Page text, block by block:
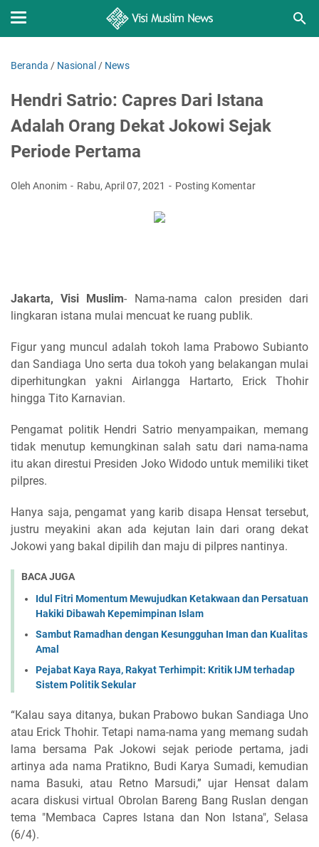
Beranda / Nasional / News
Hendri Satrio: Capres Dari Istana
Adalah Orang Dekat Jokowi Sejak
Periode Pertama
Oleh Anonim Rabu, April 07, 2021 Posting Komentar
Jakarta, Visi Muslim- Nama-nama calon presiden dari
lingkaran istana mulai mencuat ke ruang publik.
Figur yang muncul adalah tokoh lama Prabowo Subianto
dan Sandiaga Uno serta dua tokoh yang belakangan mulai
diperhitungkan yakni Airlangga Hartarto, Erick Thohir
hingga Tito Karnavian.
Pengamat politik Hendri Satrio menyampaikan, memang
tidak menutup kemungkinan salah satu dari nama-nama
itu akan direstui Presiden Joko Widodo untuk memiliki tiket
pilpres.
Hanya saja, pengamat yang karib disapa Hensat tersebut,
justru meyakini akan ada kejutan lain dari orang dekat
Jokowi yang bakal dipilih dan maju di pilpres nantinya.
BACA JUGA
Idul Fitri Momentum Mewujudkan Ketakwaan dan Persatuan
Hakiki Dibawah Kepemimpinan Islam
Sambut Ramadhan dengan Kesungguhan Iman dan Kualitas
Amal
Pejabat Kaya Raya, Rakyat Terhimpit: Kritik IJM terhadap
Sistem Politik Sekular
“Kalau saya ditanya, bukan Prabowo bukan Sandiaga Uno
atau Erick Thohir. Tetapi nama-nama yang memang sudah
lama bersama Pak Jokowi sejak periode pertama, jadi
artinya ada nama Pratikno, Budi Karya Sumadi, kemudian
nama Basuki, atau Retno Marsudi,” ujar Hensat dalam
acara diskusi virtual Obrolan Bareng Bang Ruslan dengan
tema "Membaca Capres Istana dan Non Istana", Selasa
(6/4).